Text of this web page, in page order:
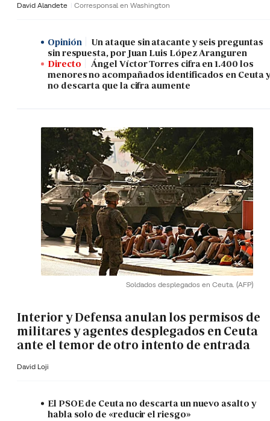
David Alandete Corresponsal en Washington
Opinión
Un ataque sin atacante y seis preguntas
sin respuesta, por Juan Luis López Aranguren
Directo
Ángel Víctor Torres cifra en 1.400 los
menores no acompañados identificados en Ceuta y
no descarta que la cifra aumente
Soldados desplegados en Ceuta. (AFP)
Interior y Defensa anulan los permisos de
militares y agentes desplegados en Ceuta
ante el temor de otro intento de entrada
David Loji
El PSOE de Ceuta no descarta un nuevo asalto y
habla solo de «reducir el riesgo»